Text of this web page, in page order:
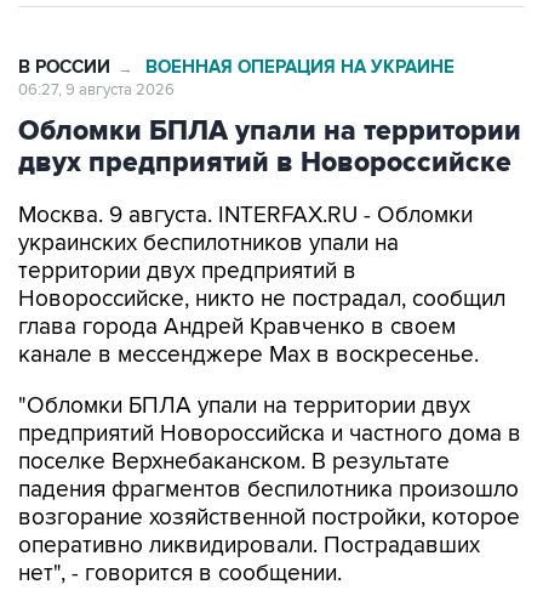
В РОССИИ → ВОЕННАЯ ОПЕРАЦИЯ НА УКРАИНЕ
06:27, 9 августа 2026
Обломки БПЛА упали на территории
двух предприятий в Новороссийске
Москва. 9 августа. INTERFAX.RU - Обломки
украинских беспилотников упали на
территории двух предприятий в
Новороссийске, никто не пострадал, сообщил
глава города Андрей Кравченко в своем
канале в мессенджере Max в воскресенье.
"Обломки БПЛА упали на территории двух
предприятий Новороссийска и частного дома в
поселке Верхнебаканском. В результате
падения фрагментов беспилотника произошло
возгорание хозяйственной постройки, которое
оперативно ликвидировали. Пострадавших
нет", - говорится в сообщении.